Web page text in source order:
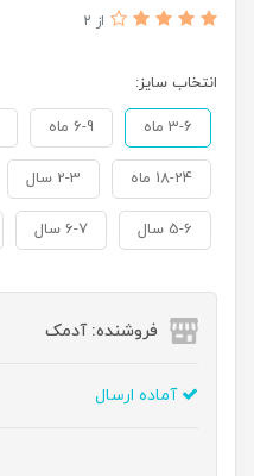
از 2
انتخاب سایز:
3-6 ماه 6-9 ماه
18-24 ماه 2-3 سال
5-6 سال 6-7 سال
فروشنده: آدمک
آماده ارسال